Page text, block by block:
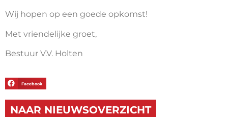
Wij hopen op een goede opkomst!
Met vriendelijke groet,
Bestuur V.V. Holten
Facebook
NAAR NIEUWSOVERZICHT